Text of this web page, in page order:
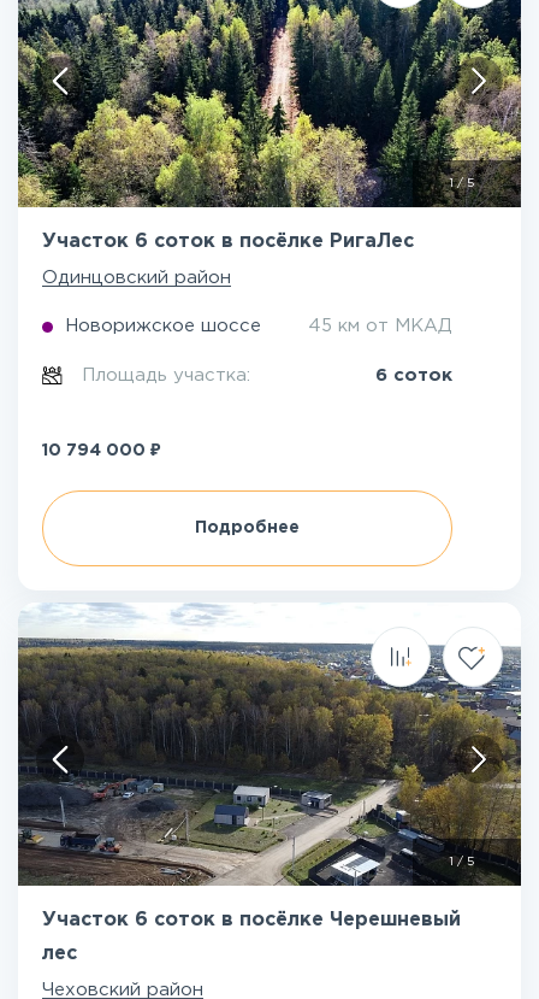
1/5
Участок 6 соток в посёлке РигаЛес
Одинцовский район
Новорижское шоссе 45 км от МКАД
Площадь участка: 6 соток
10 794 000 ₽
Подробнее
1 / 5
Участок 6 соток в посёлке Черешневый
лес
Чеховский район